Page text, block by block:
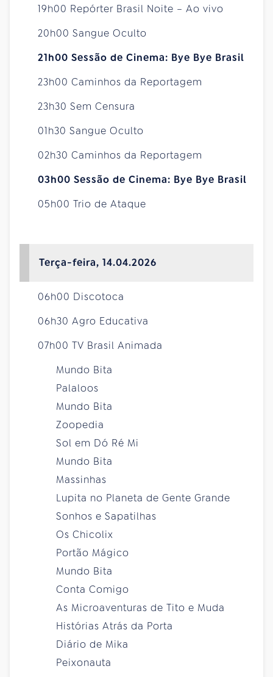
19h00 Repórter Brasil Noite – Ao vivo
20h00 Sangue Oculto
21h00 Sessão de Cinema: Bye Bye Brasil
23h00 Caminhos da Reportagem
23h30 Sem Censura
01h30 Sangue Oculto
02h30 Caminhos da Reportagem
03h00 Sessão de Cinema: Bye Bye Brasil
05h00 Trio de Ataque
Terça-feira, 14.04.2026
06h00 Discotoca
06h30 Agro Educativa
07h00 TV Brasil Animada
Mundo Bita
Palaloos
Mundo Bita
Zoopedia
Sol em Dó Ré Mi
Mundo Bita
Massinhas
Lupita no Planeta de Gente Grande
Sonhos e Sapatilhas
Os Chicolix
Portão Mágico
Mundo Bita
Conta Comigo
As Microaventuras de Tito e Muda
Histórias Atrás da Porta
Diário de Mika
Peixonauta